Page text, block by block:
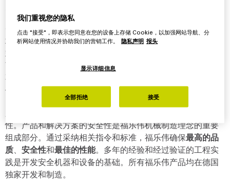
60多年来，福乐伟这个名字一直代表着最高水平的分离技
术
。我们生产卧螺离心机、碟片离心机 、带式压滤机
式固液分离系统。这项技术在液体的澄清、固体悬浮物的分
离以及固体的浓缩和脱水方面具有关键的工业功能。福乐伟
不断开发其离心机和带式压滤机，并向市场推出新型号和变
体。
性。产品和解决方案的安全性是福乐伟机械制造理念的重要
组成部分。通过采纳相关指令和标准，福乐伟确保最高的品
质
安全性和最佳的性能。多年的经验和经过验证的工程实
践是开发安全机器和设备的基础。所有福乐伟产品均在德国
独家开发和制造。
我们重视您的隐私
点击 "接受"，即表示您同意在您的设备上存储 Cookie，以加强网站导航、分
析网站使用情况并协助我们的营销工作。
隐私声明 报头
显示详细信息
全部拒绝 接受